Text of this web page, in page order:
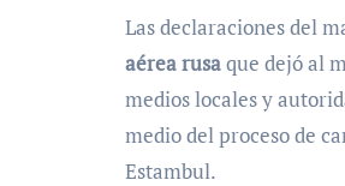
Las declaraciones del
aérea rusaque dejó al
medios locales y
medio del proceso de
Estambul.